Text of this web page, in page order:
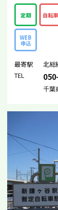
定期 自転車
WEB
申込
最寄駅
北
TEL
千葉